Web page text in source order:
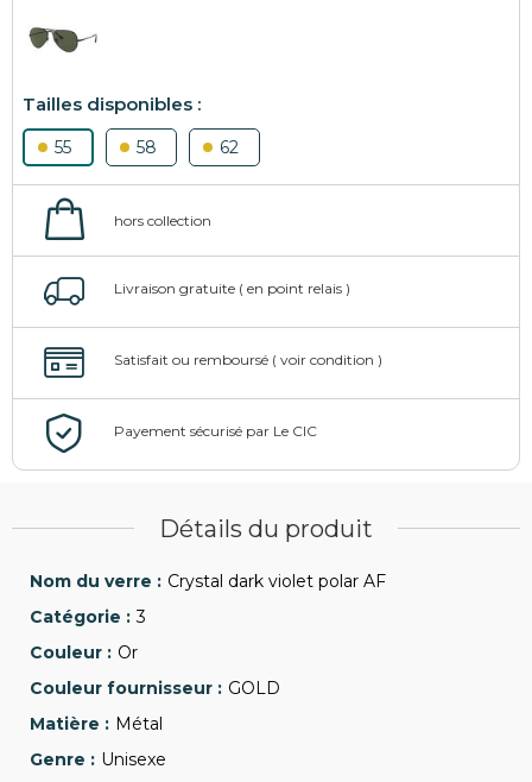
55 58 62
Détails du produit
Crystal dark violet polar AF
3
Or
GOLD
Métal
Unisexe